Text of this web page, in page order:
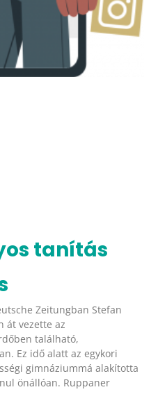
tanítás
Zeitungban Stefan
át vezette az
található,
Ez idő alatt az egykori
gimnáziummá alakította
önállóan. Ruppaner